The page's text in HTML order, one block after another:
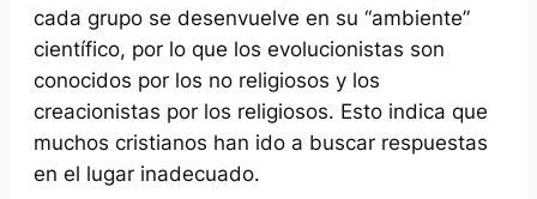
cada grupo se desenvuelve en su “ambiente”
científico, por lo que los evolucionistas son
conocidos por los no religiosos y los
creacionistas por los religiosos. Esto indica que
muchos cristianos han ido a buscar respuestas
en el lugar inadecuado.